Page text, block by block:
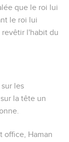
que le roi lui
le roi lui
revêtir l'habit du
sur les
la tête un
office, Haman